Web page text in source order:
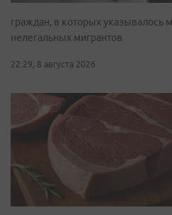
граждан, в которых указывалось
нелегальных мигрантов
22:29, 8 августа 2026